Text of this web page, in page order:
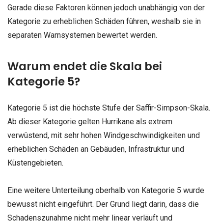
Gerade diese Faktoren können jedoch unabhängig von der
Kategorie zu erheblichen Schäden führen, weshalb sie in
separaten Warnsystemen bewertet werden.
Warum endet die Skala bei
Kategorie 5?
Kategorie 5 ist die höchste Stufe der Saffir-Simpson-Skala.
Ab dieser Kategorie gelten Hurrikane als extrem
verwüstend, mit sehr hohen Windgeschwindigkeiten und
erheblichen Schäden an Gebäuden, Infrastruktur und
Küstengebieten.
Eine weitere Unterteilung oberhalb von Kategorie 5 wurde
bewusst nicht eingeführt. Der Grund liegt darin, dass die
Schadenszunahme nicht mehr linear verläuft und